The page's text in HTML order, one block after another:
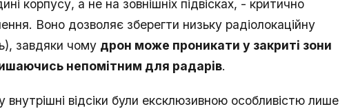
корпусу, а не на зовнішніх підвісках, - критично
Воно дозволяє зберегти низьку радіолокаційну
завдяки чому дрон може проникати у закриті зони
непомітним для радарів.
відсіки були ексклюзивною особливістю лише